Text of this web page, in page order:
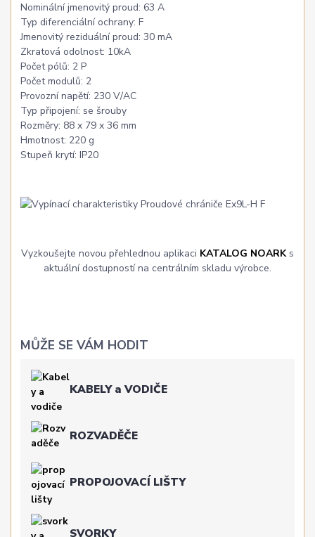
Nominální jmenovitý proud: 63 A
Typ diferenciální ochrany: F
Jmenovitý reziduální proud: 30 mA
Zkratová odolnost: 10kA
Počet pólů: 2 P
Počet modulů: 2
Provozní napětí: 230 V/AC
Typ připojení: se šrouby
Rozměry: 88 x 79 x 36 mm
Hmotnost: 220 g
Stupeň krytí: IP20
Vyzkoušejte novou přehlednou aplikaci KATALOG NOARKs
aktuální dostupností na centrálním skladu výrobce.
MŮŽE SE VÁM HODIT
KABELY a VODIČE
ROZVADĚČE
PROPOJOVACÍ LIŠTY
SVORKY